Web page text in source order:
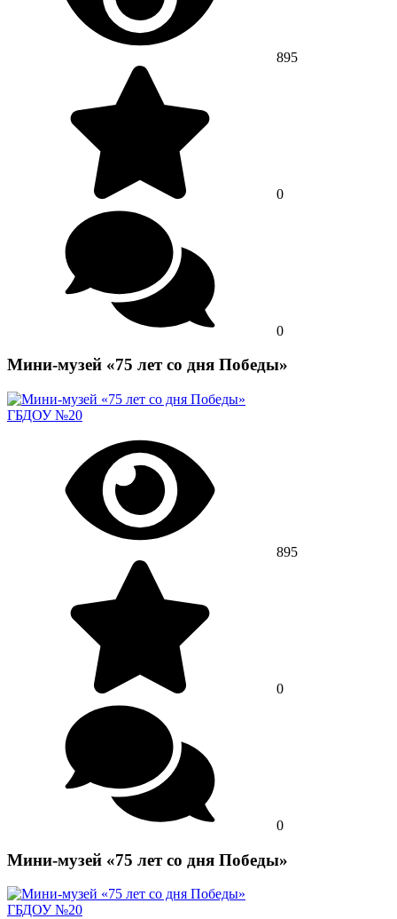
895
0
0
Мини-музей «75 лет со дня Победы»
ГБДОУ №20
895
0
0
Мини-музей «75 лет со дня Победы»
ГБДОУ №20